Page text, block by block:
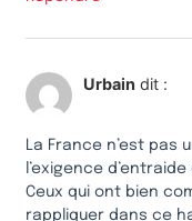
Urbain dit :
La France n’est pas
l’exigence
Ceux qui ont bien
rappliquer dans ce